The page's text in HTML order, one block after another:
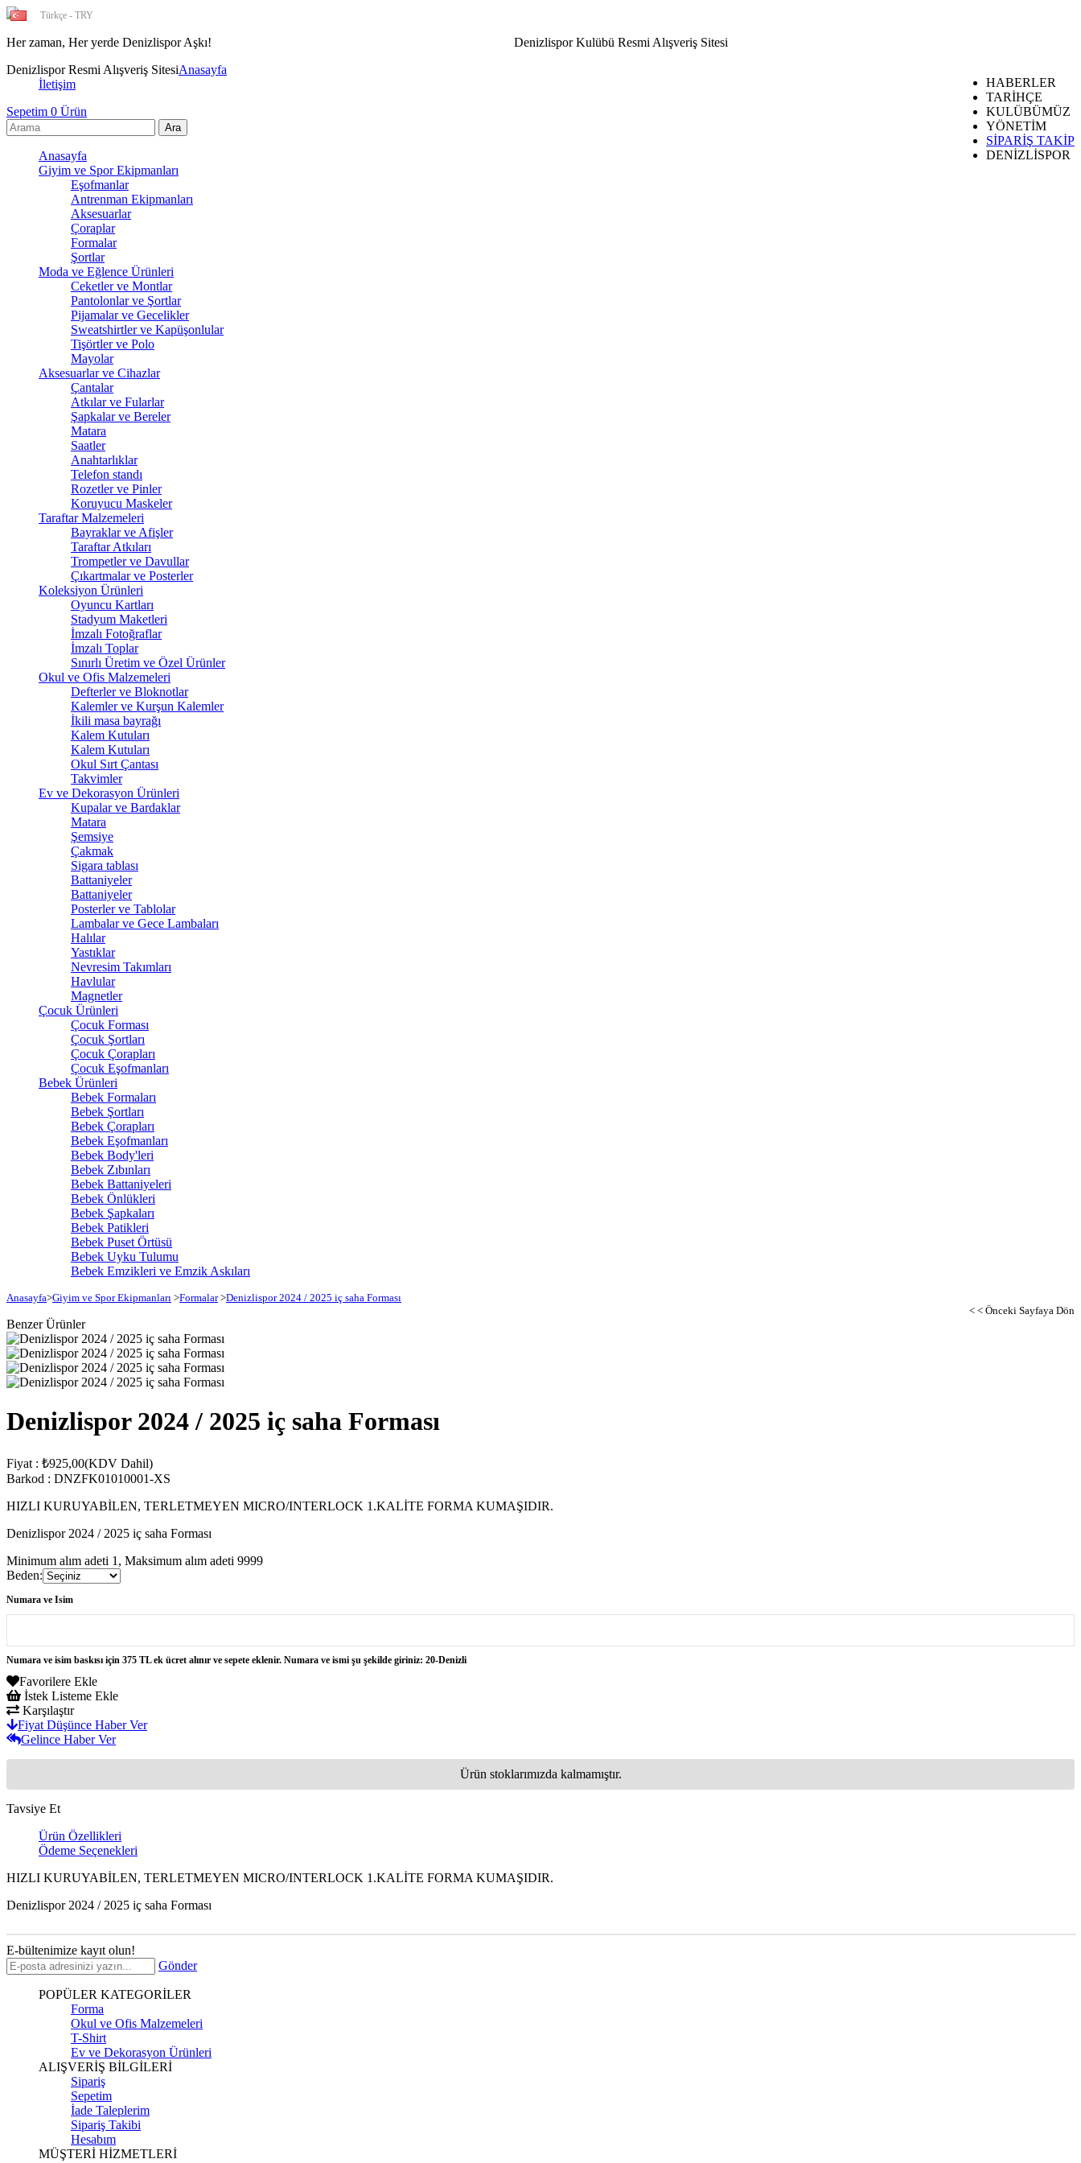
Her zaman, Her yerde Denizlispor Aşkı! Denizlispor Kulübü Resmi Alışveriş Sitesi
Denizlispor Resmi Alışveriş Sitesi
HABERLER
TARİHÇE
KULÜBÜMÜZ
YÖNETİM
SİPARİŞ TAKİP
DENİZLİSPOR
Türkçe - TRY
Anasayfa
İletişim
Sepetim 0 Ürün
Anasayfa
Giyim ve Spor Ekipmanları
Eşofmanlar
Antrenman Ekipmanları
Aksesuarlar
Çoraplar
Formalar
Şortlar
Moda ve Eğlence Ürünleri
Ceketler ve Montlar
Pantolonlar ve Şortlar
Pijamalar ve Gecelikler
Sweatshirtler ve Kapüşonlular
Tişörtler ve Polo
Mayolar
Aksesuarlar ve Cihazlar
Çantalar
Atkılar ve Fularlar
Şapkalar ve Bereler
Matara
Saatler
Anahtarlıklar
Telefon standı
Rozetler ve Pinler
Koruyucu Maskeler
Taraftar Malzemeleri
Bayraklar ve Afişler
Taraftar Atkıları
Trompetler ve Davullar
Çıkartmalar ve Posterler
Koleksiyon Ürünleri
Oyuncu Kartları
Stadyum Maketleri
İmzalı Fotoğraflar
İmzalı Toplar
Sınırlı Üretim ve Özel Ürünler
Okul ve Ofis Malzemeleri
Defterler ve Bloknotlar
Kalemler ve Kurşun Kalemler
İkili masa bayrağı
Kalem Kutuları
Kalem Kutuları
Okul Sırt Çantası
Takvimler
Ev ve Dekorasyon Ürünleri
Kupalar ve Bardaklar
Matara
Şemsiye
Çakmak
Sigara tablası
Battaniyeler
Battaniyeler
Posterler ve Tablolar
Lambalar ve Gece Lambaları
Halılar
Yastıklar
Nevresim Takımları
Havlular
Magnetler
Çocuk Ürünleri
Çocuk Forması
Çocuk Şortları
Çocuk Çorapları
Çocuk Eşofmanları
Bebek Ürünleri
Bebek Formaları
Bebek Şortları
Bebek Çorapları
Bebek Eşofmanları
Bebek Body'leri
Bebek Zıbınları
Bebek Battaniyeleri
Bebek Önlükleri
Bebek Şapkaları
Bebek Patikleri
Bebek Puset Örtüsü
Bebek Uyku Tulumu
Bebek Emzikleri ve Emzik Askıları
Anasayfa>Giyim ve Spor Ekipmanları >Formalar>Denizlispor 2024 / 2025 iç saha Forması
< < Önceki Sayfaya Dön
Benzer Ürünler
Denizlispor 2024 / 2025 iç saha Forması
Fiyat : ₺925,00(KDV Dahil)
Barkod : DNZFK01010001-XS
HIZLI KURUYABİLEN, TERLETMEYEN MICRO/INTERLOCK 1.KALİTE FORMA KUMAŞIDIR.
Denizlispor 2024 / 2025 iç saha Forması
Minimum alım adeti 1, Maksimum alım adeti 9999
Beden:
Numara ve Isim
Numara ve isim baskısı için 375 TL ek ücret alınır ve sepete eklenir. Numara ve ismi şu şekilde giriniz: 20-Denizli
Favorilere Ekle
İstek Listeme Ekle
Karşılaştır
Fiyat Düşünce Haber Ver
Gelince Haber Ver
Ürün stoklarımızda kalmamıştır.
Tavsiye Et
Ürün Özellikleri
Ödeme Seçenekleri
HIZLI KURUYABİLEN, TERLETMEYEN MICRO/INTERLOCK 1.KALİTE FORMA KUMAŞIDIR.
Denizlispor 2024 / 2025 iç saha Forması
E-bültenimize kayıt olun!
Gönder
POPÜLER KATEGORİLER
Forma
Okul ve Ofis Malzemeleri
T-Shirt
Ev ve Dekorasyon Ürünleri
ALIŞVERİŞ BİLGİLERİ
Sipariş
Sepetim
İade Taleplerim
Sipariş Takibi
Hesabım
MÜŞTERİ HİZMETLERİ